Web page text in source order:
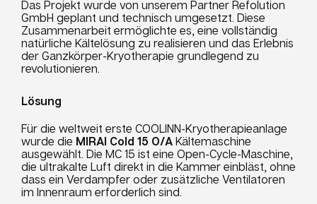
Das Projekt wurde von unserem Partner Refolution
GmbH geplant und technisch umgesetzt. Diese
Zusammenarbeit ermöglichte es, eine vollständig
natürliche Kältelösung zu realisieren und das Erlebnis
der Ganzkörper-Kryotherapie grundlegend zu
revolutionieren.
Lösung
Für die weltweit erste COOLINN-Kryotherapieanlage
wurde die MIRAI Cold 15 O/A Kältemaschine
ausgewählt. Die MC 15 ist eine Open-Cycle-Maschine,
die ultrakalte Luft direkt in die Kammer einbläst, ohne
dass ein Verdampfer oder zusätzliche Ventilatoren
im Innenraum erforderlich sind.